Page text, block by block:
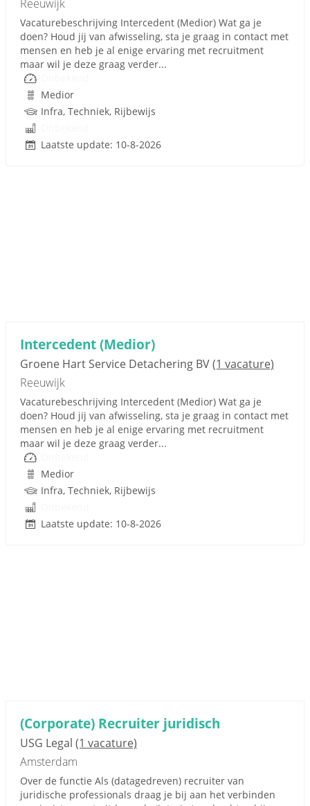
Reeuwijk
Vacaturebeschrijving Intercedent (Medior) Wat ga je
doen? Houd jij van afwisseling, sta je graag in contact met
mensen en heb je al enige ervaring met recruitment
maar wil je deze graag verder...
Medior
Infra, Techniek, Rijbewijs
Laatste update: 10-8-2026
Intercedent (Medior)
Groene Hart Service Detachering BV(1 vacature)
Reeuwijk
Vacaturebeschrijving Intercedent (Medior) Wat ga je
doen? Houd jij van afwisseling, sta je graag in contact met
mensen en heb je al enige ervaring met recruitment
maar wil je deze graag verder...
Medior
Infra, Techniek, Rijbewijs
Laatste update: 10-8-2026
(Corporate) Recruiter juridisch
USG Legal (1 vacature)
Amsterdam
Over de functie Als (datagedreven) recruiter van
juridische professionals draag je bij aan het verbinden